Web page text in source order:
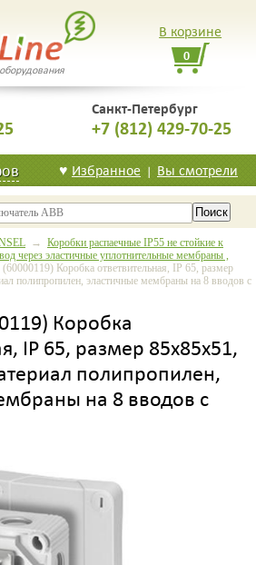
Санкт-Петербург
+7 (812) 429-70-25
В корзине
0
♥ Избранное | Вы смотрели
→ Коробки распаечные IP55 не стойкие к
через эластичные уплотнительные мембраны ,
Коробка ответвительная, IP 65, размер
полипропилен, эластичные мембраны на 8 вводов с
Коробка
IP 65, размер 85х85х51,
полипропилен,
на 8 вводов с